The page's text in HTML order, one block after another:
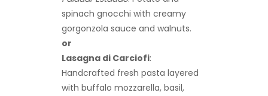
spinach gnocchi with creamy
gorgonzola sauce and walnuts.
or
Lasagna di Carciofi:
Handcrafted fresh pasta layered
with buffalo mozzarella, basil,